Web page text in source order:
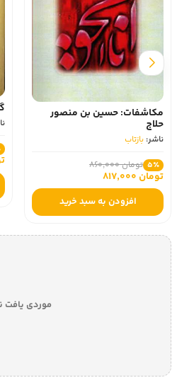
گفته‌ها و نکته‌ها
تومان 327,750
افزودن به سبد خرید
موردی یافت